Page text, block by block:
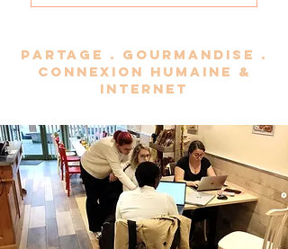
PARTAGE . GOURMANDISE .
CONNEXION HUMAINE &
INTERNET